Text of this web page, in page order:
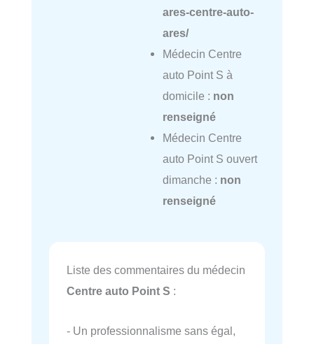
ares-centre-auto-
ares/
Médecin Centre
auto Point S à
domicile : non
renseigné
Médecin Centre
auto Point S ouvert
dimanche : non
renseigné
Liste des commentaires du médecin
Centre auto Point S :
- Un professionnalisme sans égal,